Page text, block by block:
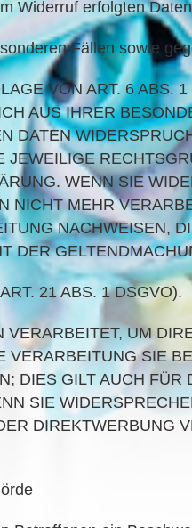
Widerruf erfolgten
Fällen sowie
VON ART. 6 ABS.
AUS IHRER
DATEN
WENN SIE
NICHT MEHR
NACHWEISEN,
DER
21 ABS. 1 DSGVO).
UM
SIE
DIES GILT AUCH
SIE
DIREKTWERBUNG